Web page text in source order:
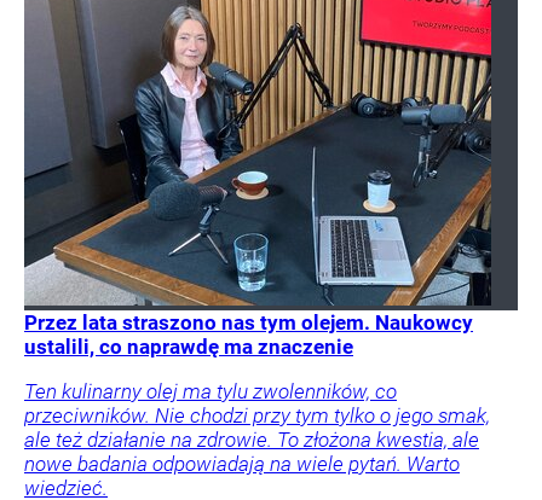
Przez lata straszono nas tym olejem. Naukowcy
ustalili, co naprawdę ma znaczenie
Ten kulinarny olej ma tylu zwolenników, co
przeciwników. Nie chodzi przy tym tylko o jego smak,
ale też działanie na zdrowie. To złożona kwestia, ale
nowe badania odpowiadają na wiele pytań. Warto
wiedzieć.